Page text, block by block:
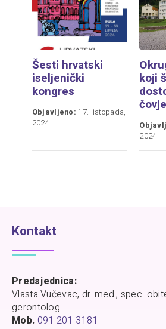
Šesti hrvatski
iseljenički
kongres
Objavljeno: 17. listopada,
2024
koji
2024
Kontakt
Predsjednica:
Vlasta Vučevac, dr. med., spec.
gerontolog
Mob. 091 201 3181